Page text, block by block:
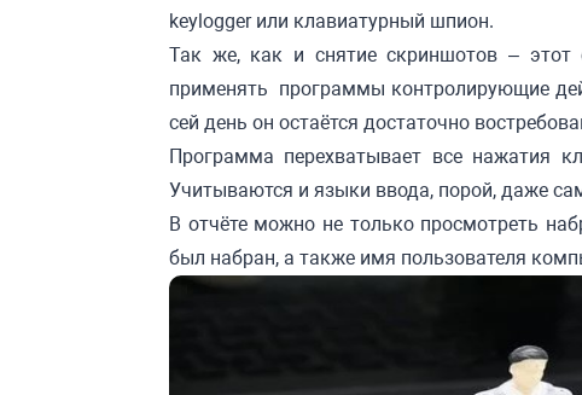
keylogger или клавиатурный шпион.
Так же, как и снятие скриншотов – этот
применять программы контролирующие
сей день он остаётся достаточно
Программа перехватывает все нажатия
Учитываются и языки ввода, порой, даже
В отчёте можно не только просмотреть
был набран, а также имя пользователя